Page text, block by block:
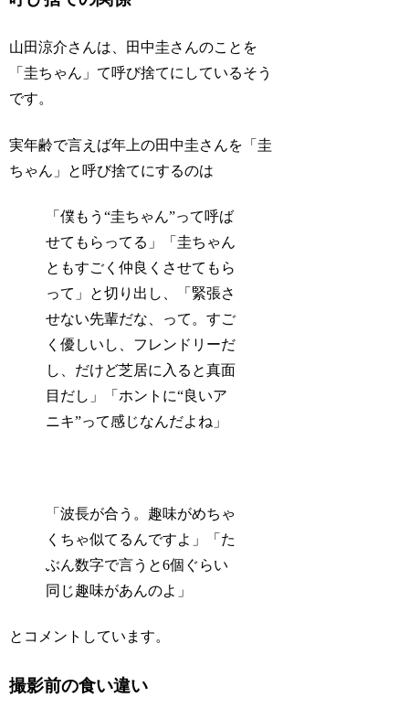
山田涼介さんは、田中圭さんのことを
「圭ちゃん」て呼び捨てにしているそう
です。
実年齢で言えば年上の田中圭さんを「圭
ちゃん」と呼び捨てにするのは
「僕もう“圭ちゃん”って呼ば
せてもらってる」「圭ちゃん
ともすごく仲良くさせてもら
って」と切り出し、「緊張さ
せない先輩だな、って。すご
く優しいし、フレンドリーだ
し、だけど芝居に入ると真面
目だし」「ホントに“良いア
ニキ”って感じなんだよね」
「波長が合う。趣味がめちゃ
くちゃ似てるんですよ」「た
ぶん数字で言うと6個ぐらい
同じ趣味があんのよ」
とコメントしています。
撮影前の食い違い